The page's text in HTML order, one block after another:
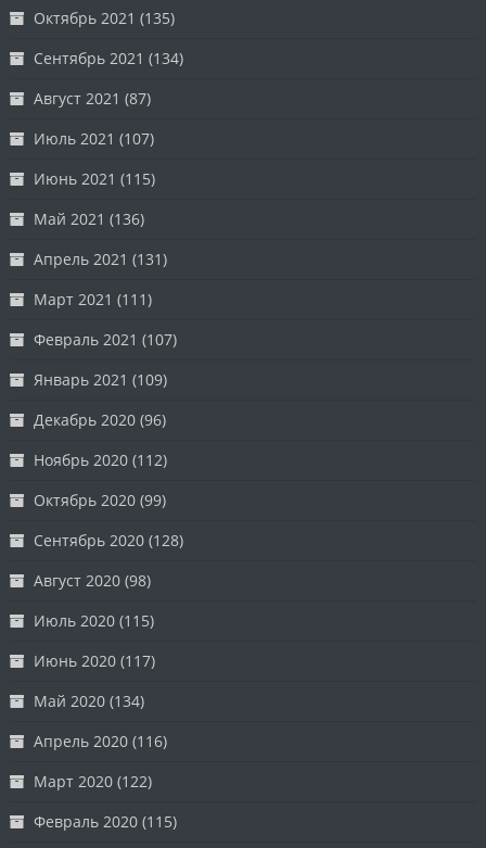
Октябрь 2021 (135)
Сентябрь 2021 (134)
Август 2021 (87)
Июль 2021 (107)
Июнь 2021 (115)
Май 2021 (136)
Апрель 2021 (131)
Март 2021 (111)
Февраль 2021 (107)
Январь 2021 (109)
Декабрь 2020 (96)
Ноябрь 2020 (112)
Октябрь 2020 (99)
Сентябрь 2020 (128)
Август 2020 (98)
Июль 2020 (115)
Июнь 2020 (117)
Май 2020 (134)
Апрель 2020 (116)
Март 2020 (122)
Февраль 2020 (115)